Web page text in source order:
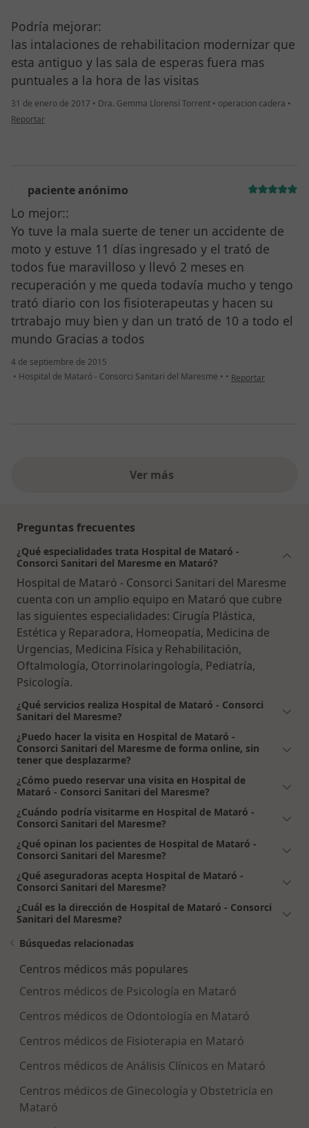
Podría mejorar:
las intalaciones de rehabilitacion modernizar que
esta antiguo y las sala de esperas fuera mas
puntuales a la hora de las visitas
31 de enero de 2017 • Dra. Gemma Llorensí Torrent • operacion cadera •
en opinión del usuario anónimo
Reportar
paciente anónimo
Lo mejor::
Yo tuve la mala suerte de tener un accidente de
moto y estuve 11 días ingresado y el trató de
todos fue maravilloso y llevó 2 meses en
recuperación y me queda todavía mucho y tengo
trató diario con los fisioterapeutas y hacen su
trtrabajo muy bien y dan un trató de 10 a todo el
mundo Gracias a todos
4 de septiembre de 2015
• Hospital de Mataró - Consorci Sanitari del Maresme • • en opinión del
Reportar
Ver más
Preguntas frecuentes
¿Qué especialidades trata Hospital de Mataró -
Consorci Sanitari del Maresme en Mataró?
Hospital de Mataró - Consorci Sanitari del Maresme
cuenta con un amplio equipo en Mataró que cubre
las siguientes especialidades: Cirugía Plástica,
Estética y Reparadora, Homeopatía, Medicina de
Urgencias, Medicina Física y Rehabilitación,
Oftalmología, Otorrinolaringología, Pediatría,
Psicología.
¿Qué servicios realiza Hospital de Mataró - Consorci
Sanitari del Maresme?
¿Puedo hacer la visita en Hospital de Mataró -
Consorci Sanitari del Maresme de forma online, sin
tener que desplazarme?
¿Cómo puedo reservar una visita en Hospital de
Mataró - Consorci Sanitari del Maresme?
¿Cuándo podría visitarme en Hospital de Mataró -
Consorci Sanitari del Maresme?
¿Qué opinan los pacientes de Hospital de Mataró -
Consorci Sanitari del Maresme?
¿Qué aseguradoras acepta Hospital de Mataró -
Consorci Sanitari del Maresme?
¿Cuál es la dirección de Hospital de Mataró - Consorci
Sanitari del Maresme?
Búsquedas relacionadas
Centros médicos más populares
Centros médicos de Psicología en Mataró
Centros médicos de Odontología en Mataró
Centros médicos de Fisioterapia en Mataró
Centros médicos de Análisis Clínicos en Mataró
Centros médicos de Ginecología y Obstetricia en
Mataró